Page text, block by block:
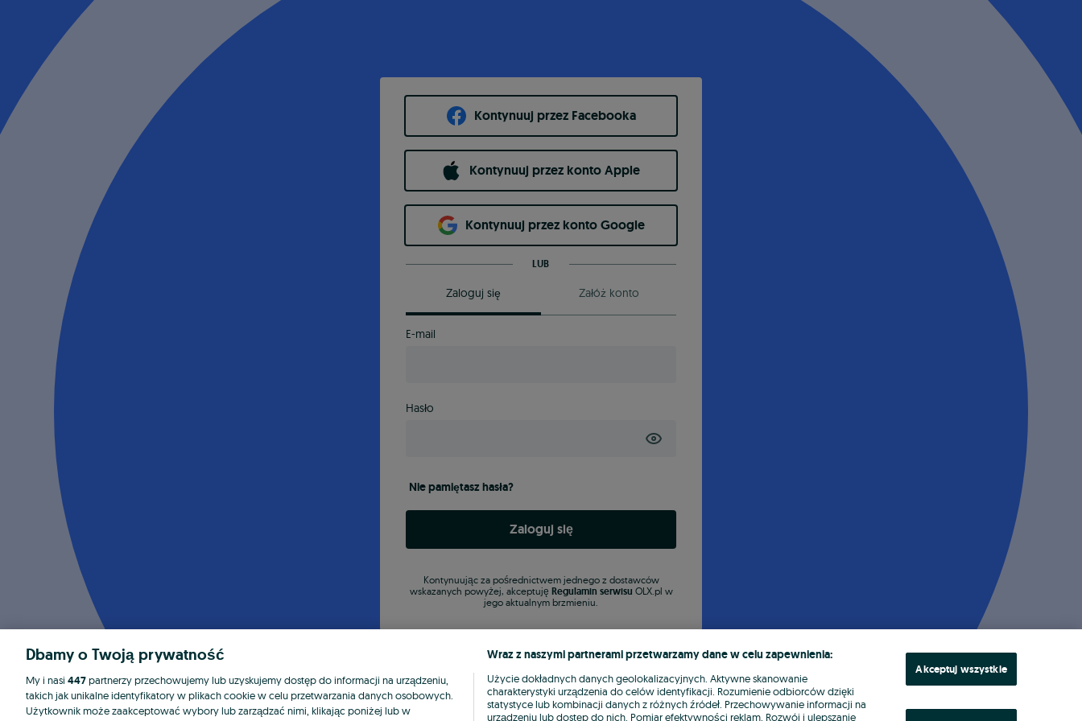
Kontynuuj przez Facebooka
Kontynuuj przez konto Apple
Kontynuuj przez konto Google
LUB
Zaloguj się Załóż konto
E-mail
Hasło
Nie pamiętasz hasła?
Zaloguj się
Kontynuując za pośrednictwem jednego z dostawców
wskazanych powyżej, akceptuję Regulamin serwisu OLX.pl w
jego aktualnym brzmieniu.
Dbamy o Twoją prywatność
My i nasi 447partnerzy przechowujemy lub uzyskujemy dostęp do informacji na urządzeniu,
takich jak unikalne identyfikatory w plikach cookie w celu przetwarzania danych osobowych.
Użytkownik może zaakceptować wybory lub zarządzać nimi, klikając poniżej lub w
Wraz z naszymi partnerami przetwarzamy dane w celu zapewnienia:
Użycie dokładnych danych geolokalizacyjnych. Aktywne skanowanie
charakterystyki urządzenia do celów identyfikacji. Rozumienie odbiorców dzięki
statystyce lub kombinacji danych z różnych źródeł. Przechowywanie informacji na
urządzeniu lub dostęp do nich. Pomiar efektywności reklam. Rozwój i ulepszanie
Akceptuj wszystkie